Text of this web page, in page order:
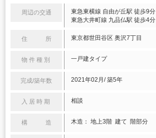
周辺の交通
東急東横線 自由が丘駅 徒歩9分
東急大井町線 九品仏駅 徒歩4分
住 所 東京都世田谷区 奥沢7丁目
物件種別 一戸建タイプ
完成/築年数 2021年02月/ 築5年
入居時期 相談
構 造 木造： 地上3階 建て 階部分